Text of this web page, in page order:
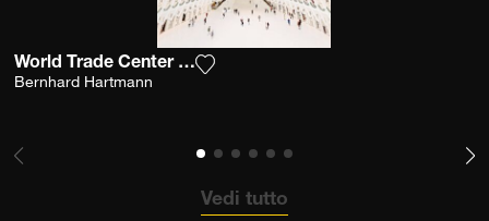
World Trade Center Mta Train Station
Bernhard Hartmann
Vedi tutto